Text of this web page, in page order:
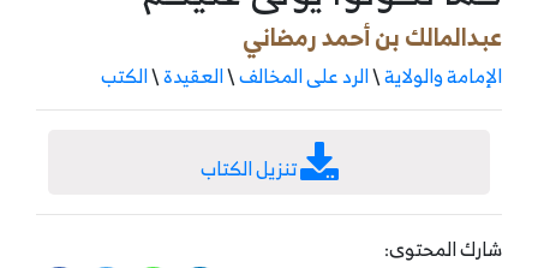
عبدالمالك بن أحمد رمضاني
الإمامة والولاية\الرد على المخالف\العقيدة\الكتب
تنزيل الكتاب
شارك المحتوى: